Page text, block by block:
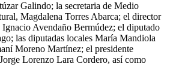
Galindo; la secretaria de Medio
Magdalena Torres Abarca; el director
Avendaño Bermúdez; el diputado
las diputadas locales María Mandiola
Moreno Martínez; el presidente
Lorenzo Lara Cordero, así como